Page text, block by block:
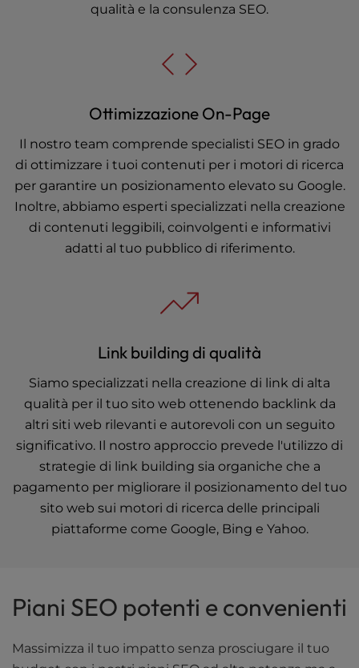
qualità e la consulenza SEO.
Ottimizzazione On-Page
Il nostro team comprende specialisti SEO in grado
di ottimizzare i tuoi contenuti per i motori di ricerca
per garantire un posizionamento elevato su Google.
Inoltre, abbiamo esperti specializzati nella creazione
di contenuti leggibili, coinvolgenti e informativi
adatti al tuo pubblico di riferimento.
Link building di qualità
Siamo specializzati nella creazione di link di alta
qualità per il tuo sito web ottenendo backlink da
altri siti web rilevanti e autorevoli con un seguito
significativo. Il nostro approccio prevede l'utilizzo di
strategie di link building sia organiche che a
pagamento per migliorare il posizionamento del tuo
sito web sui motori di ricerca delle principali
piattaforme come Google, Bing e Yahoo.
Piani SEO potenti e convenienti
Massimizza il tuo impatto senza prosciugare il tuo